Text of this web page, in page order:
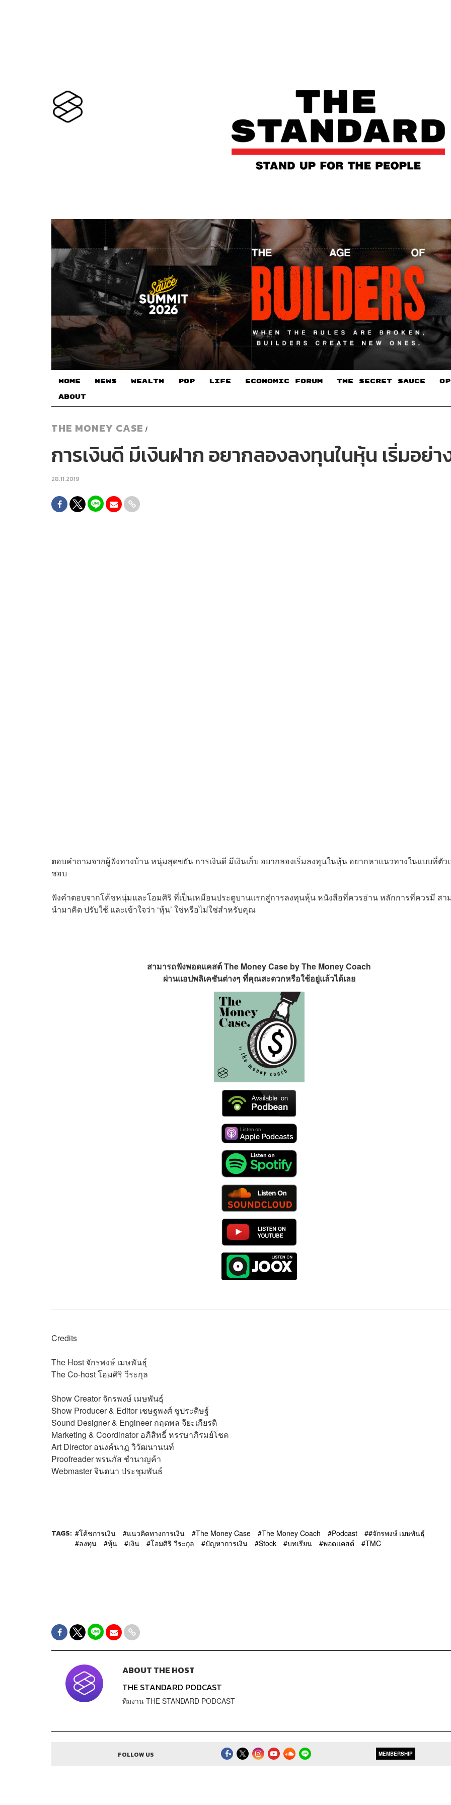
HOME NEWS WEALTH POP LIFE ECONOMIC FORUM THE SECRET SAUCE​
ABOUT
THE MONEY CASE /
การเงินดี มีเงินฝาก อยากลองลงทุนในหุ้น เริ่มอย่า
28.11.2019
ตอบคำถามจากผู้ฟังทางบ้าน หนุ่มสุดขยัน การเงินดี มีเงินเก็บ อยากลองเริ่มลงทุนในหุ้น อยากหาแนวทางในแบบที่ตัว
ชอบ
ฟังคำตอบจากโค้ชหนุ่มและโอมศิริ ที่เป็นเหมือนประตูบานแรกสู่การลงทุนหุ้น หนังสือที่ควรอ่าน หลักการที่ควรมี สา
นำมาคิด ปรับใช้ และเข้าใจว่า ‘หุ้น’ ใช่หรือไม่ใช่สำหรับคุณ
สามารถฟังพอดแคสต์ The Money Case by The Money Coach
ผ่านแอปพลิเคชันต่างๆ ที่คุณสะดวกหรือใช้อยู่แล้วได้เลย
Credits
The Host จักรพงษ์ เมษพันธุ์
The Co-hostโอมศิริ วีระกุล
Show Creator จักรพงษ์ เมษพันธุ์
Show Producer & Editor เชษฐพงศ์ ชูประดิษฐ์
Sound Designer & Engineerกฤตพล จียะเกียรติ
Marketing & Coordinator อภิสิทธิ์​ หรรษาภิรมย์โชค
Art Director อนงค์นาฏ วิวัฒนานนท์
Proofreaderพรนภัส ชำนาญค้า
Webmasterจินตนา ประชุมพันธ์
TAGS: โค้ชการเงิน แนวคิดทางการเงิน The Money Case The Money Coach Podcast
#จักรพงษ์ เมษพันธุ์
ลงทุน
หุ้น เงิน โอมศิริ วีระกุล ปัญหาการเงิน Stock บทเรียน พอดแคสต์ TMC
ABOUT THE HOST
THE STANDARD PODCAST
ทีมงาน THE STANDARD PODCAST
FOLLOW US MEMBERSHIP